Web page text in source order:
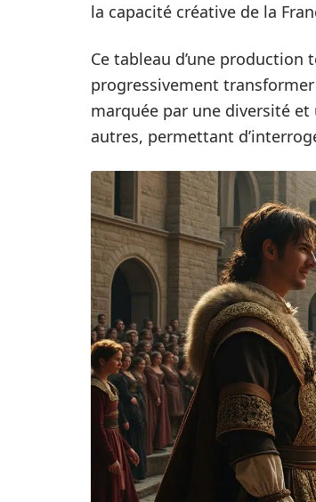
la capacité créative de la
Ce tableau d’une
progressivement
marquée par une diversité
autres, permettant